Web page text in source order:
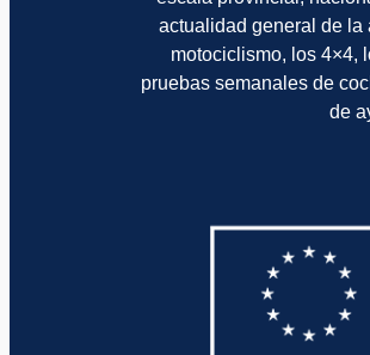
actualidad general de la
motociclismo, los 4×4,
pruebas semanales de
de